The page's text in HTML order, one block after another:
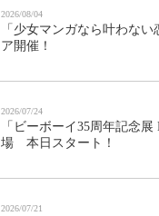
2026/08/04
「少女マンガなら叶わな
ア開催！
2026/07/24
「ビーボーイ35周年記念
場 本日スタート！
2026/07/21